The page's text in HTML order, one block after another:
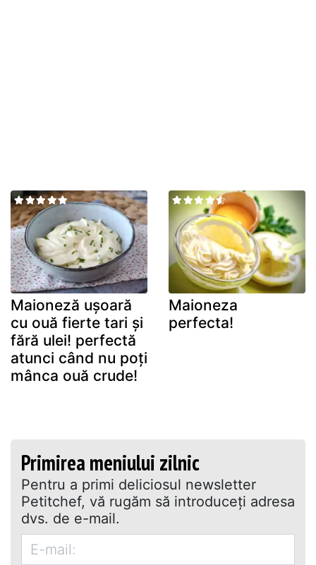
Maioneză ușoară
cu ouă fierte tari și
fără ulei! perfectă
atunci când nu poți
mânca ouă crude!
Maioneza
perfecta!
Primirea meniului zilnic
Pentru a primi deliciosul newsletter
Petitchef, vă rugăm să introduceţi adresa
dvs. de e-mail.